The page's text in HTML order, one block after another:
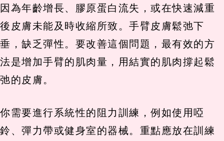
因為年齡增長、膠原蛋白流失，或在快速減重
後皮膚未能及時收縮所致。手臂皮膚鬆弛下
垂，缺乏彈性。要改善這個問題，最有效的方
法是增加手臂的肌肉量，用結實的肌肉撐起鬆
弛的皮膚。
你需要進行系統性的阻力訓練，例如使用啞
鈴、彈力帶或健身室的器械。重點應放在訓練